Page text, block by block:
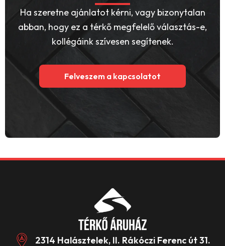
Ha szeretne ajánlatot kérni, vagy bizonytalan
abban, hogy ez a térkő megfelelő választás-e,
kollégáink szívesen segítenek.
Felveszem a kapcsolatot
2314 Halásztelek, II. Rákóczi Ferenc út 31.